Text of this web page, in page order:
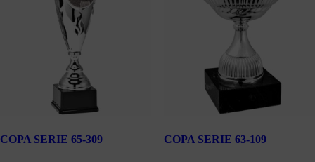
COPA SERIE 65-309 COPA SERIE 63-109